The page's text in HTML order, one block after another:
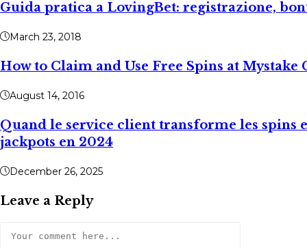
Guida pratica a LovingBet: registrazione,
March 23, 2018
How to Claim and Use Free Spins at Mystake
August 14, 2016
Quand le service client transforme les spins
jackpots en 2024
December 26, 2025
Leave a Reply